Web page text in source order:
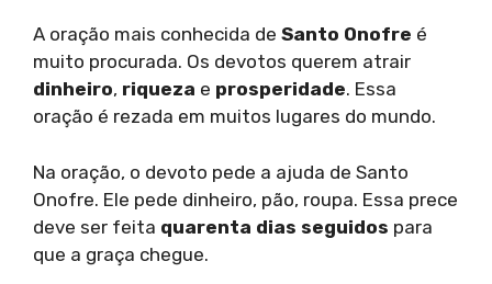
A oração mais conhecida de Santo Onofre é
muito procurada. Os devotos querem atrair
dinheiro, riqueza e prosperidade. Essa
oração é rezada em muitos lugares do mundo.
Na oração, o devoto pede a ajuda de Santo
Onofre. Ele pede dinheiro, pão, roupa. Essa prece
deve ser feita quarenta dias seguidos para
que a graça chegue.